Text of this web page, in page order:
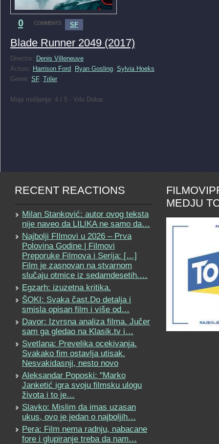
0 COMMENTS SF
Blade Runner 2049 (2017)
Director: Denis Villeneuve
Actors: Harrison Ford, Ryan Gosling, Sylvia Hoeks
Genre: SF, Triler
Moje mišljenje: 4 / 5 - Vrlo Dobar
RECENT REACTIONS
Milan Stanković: autor ovog teksta
nije naveo da LILIKA ne samo da…
Najbolji FIlmovi u 2026 – Prva
Polovina Godine | Filmovi
Preporuke Filmova i Serija: […]
Film je zasnovan na stvarnom
slučaju otmice iz sedamdesetih.…
Egzarh: izuzetna kritika.
ŠOKI: Svaka čast.Do detalja i
smisla opisan film i više od…
Davor: Izvrsna analiza filma. Jučer
sam ga gledao na Klasik.tv i…
Svetlana: Prevelika ocekivanja.
Svakako fim ostavlja utisak.
Nesvakidasnji, nesto novo
Aleksandar Poposki: "Marko
Janketić igra svoju filmsku ulogu
života i to je…
Slavko: Mislim da imas uzasan
ukus, ovo je jedan o najboljih…
Pera: Film nema radnju, nabacane
fore i glupiranje treba da nam…
MEDJU